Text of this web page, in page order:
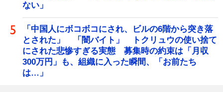
ない」
「中国人にボコボコにされ、ビルの6階から突き落
とされた」 「闇バイト」 トクリュウの使い捨て
にされた悲惨すぎる実態 募集時の約束は「月収
300万円」も、組織に入った瞬間、「お前たち
は…」